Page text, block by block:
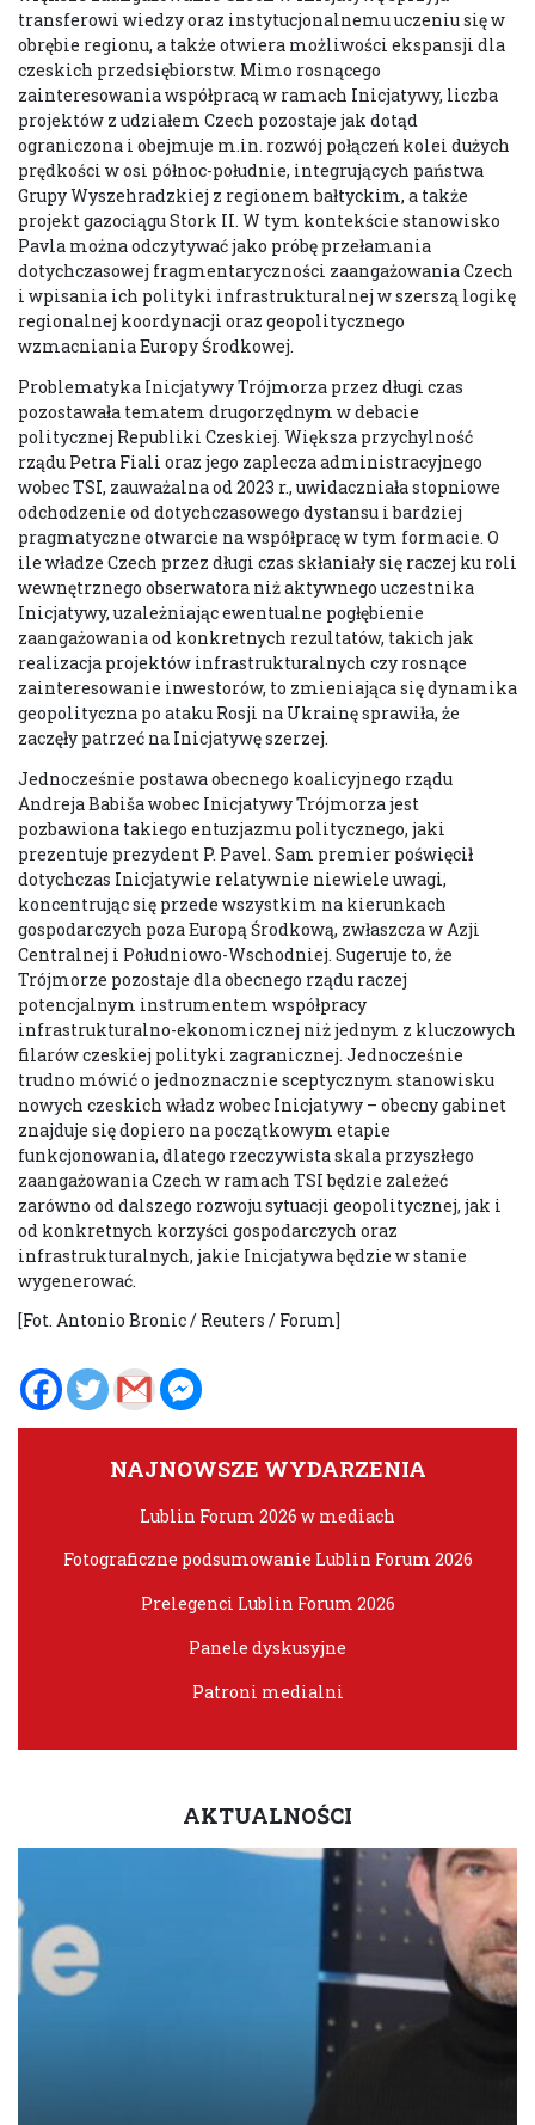
transferowi wiedzy oraz instytucjonalnemu uczeniu się w
obrębie regionu, a także otwiera możliwości ekspansji dla
czeskich przedsiębiorstw. Mimo rosnącego
zainteresowania współpracą w ramach Inicjatywy, liczba
projektów z udziałem Czech pozostaje jak dotąd
ograniczona i obejmuje m.in. rozwój połączeń kolei dużych
prędkości w osi północ-południe, integrujących państwa
Grupy Wyszehradzkiej z regionem bałtyckim, a także
projekt gazociągu Stork II. W tym kontekście stanowisko
Pavla można odczytywać jako próbę przełamania
dotychczasowej fragmentaryczności zaangażowania Czech
i wpisania ich polityki infrastrukturalnej w szerszą logikę
regionalnej koordynacji oraz geopolitycznego
wzmacniania Europy Środkowej.
Problematyka Inicjatywy Trójmorza przez długi czas
pozostawała tematem drugorzędnym w debacie
politycznej Republiki Czeskiej. Większa przychylność
rządu Petra Fiali oraz jego zaplecza administracyjnego
wobec TSI, zauważalna od 2023 r., uwidaczniała stopniowe
odchodzenie od dotychczasowego dystansu i bardziej
pragmatyczne otwarcie na współpracę w tym formacie. O
ile władze Czech przez długi czas skłaniały się raczej ku roli
wewnętrznego obserwatora niż aktywnego uczestnika
Inicjatywy, uzależniając ewentualne pogłębienie
zaangażowania od konkretnych rezultatów, takich jak
realizacja projektów infrastrukturalnych czy rosnące
zainteresowanie inwestorów, to zmieniająca się dynamika
geopolityczna po ataku Rosji na Ukrainę sprawiła, że
zaczęły patrzeć na Inicjatywę szerzej.
Jednocześnie postawa obecnego koalicyjnego rządu
Andreja Babiša wobec Inicjatywy Trójmorza jest
pozbawiona takiego entuzjazmu politycznego, jaki
prezentuje prezydent P. Pavel. Sam premier poświęcił
dotychczas Inicjatywie relatywnie niewiele uwagi,
koncentrując się przede wszystkim na kierunkach
gospodarczych poza Europą Środkową, zwłaszcza w Azji
Centralnej i Południowo-Wschodniej. Sugeruje to, że
Trójmorze pozostaje dla obecnego rządu raczej
potencjalnym instrumentem współpracy
infrastrukturalno-ekonomicznej niż jednym z kluczowych
filarów czeskiej polityki zagranicznej. Jednocześnie
trudno mówić o jednoznacznie sceptycznym stanowisku
nowych czeskich władz wobec Inicjatywy – obecny gabinet
znajduje się dopiero na początkowym etapie
funkcjonowania, dlatego rzeczywista skala przyszłego
zaangażowania Czech w ramach TSI będzie zależeć
zarówno od dalszego rozwoju sytuacji geopolitycznej, jak i
od konkretnych korzyści gospodarczych oraz
infrastrukturalnych, jakie Inicjatywa będzie w stanie
wygenerować.
[Fot. Antonio Bronic / Reuters / Forum]
NAJNOWSZE WYDARZENIA
Lublin Forum 2026 w mediach
Fotograficzne podsumowanie Lublin Forum 2026
Prelegenci Lublin Forum 2026
Panele dyskusyjne
Patroni medialni
AKTUALNOŚCI